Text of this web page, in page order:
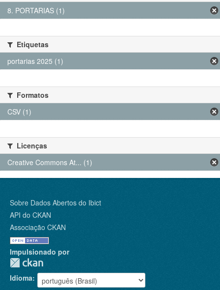
8. PORTARIAS (1)
Etiquetas
portarias 2025 (1)
Formatos
CSV (1)
Licenças
Creative Commons At... (1)
Sobre Dados Abertos do Ibict
API do CKAN
Associação CKAN
Impulsionado por
Idioma